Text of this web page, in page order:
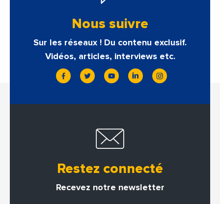
Nous suivre
Sur les réseaux ! Du contenu exclusif.
Vidéos, articles, interviews etc.
Restez connecté
Recevez notre newsletter